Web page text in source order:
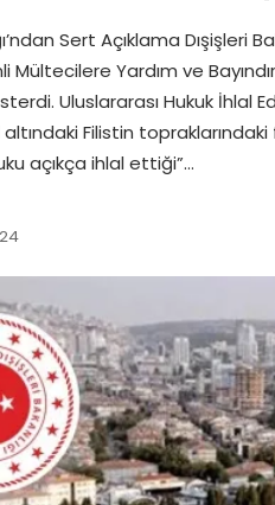
Sert Açıklama Dışişleri
Mültecilere Yardım ve
Uluslararası Hukuk İhlal
altındaki Filistin
açıkça ihlal ettiği”…